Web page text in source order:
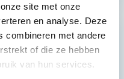
site met onze
en analyse. Deze
combineren met andere
of die ze hebben
van hun services.
de